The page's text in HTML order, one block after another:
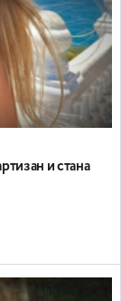
и стана